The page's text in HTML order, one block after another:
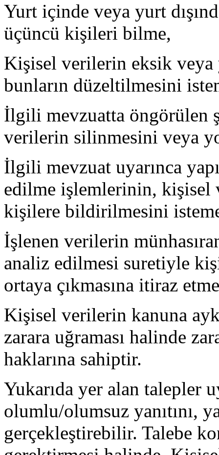
Yurt içinde veya yurt
üçüncü kişileri bilme,
Kişisel verilerin eksik veya
bunların düzeltilmesini
İlgili mevzuatta öngörülen
verilerin silinmesini veya
İlgili mevzuat uyarınca
edilme işlemlerinin, kişisel
kişilere bildirilmesini
İşlenen verilerin
analiz edilmesi suretiyle
ortaya çıkmasına itiraz
Kişisel verilerin kanuna
zarara uğraması halinde
haklarına sahiptir.
Yukarıda yer alan talepler
olumlu/olumsuz yanıtını,
gerçekleştirebilir. Talebe